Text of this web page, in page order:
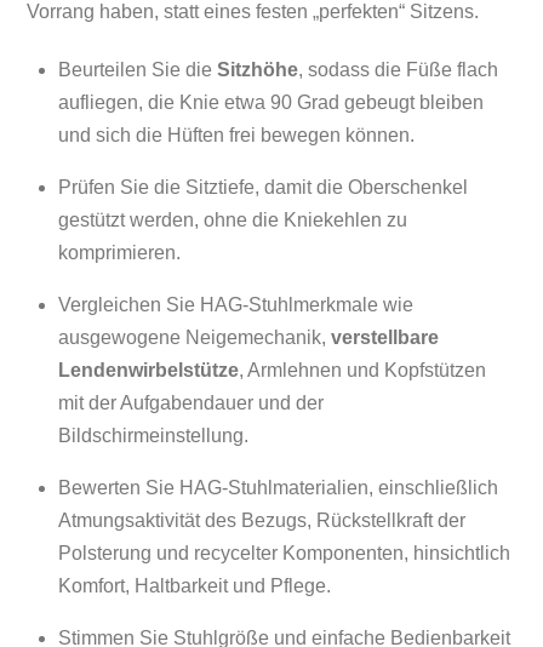
Vorrang haben, statt eines festen „perfekten“ Sitzens.
Beurteilen Sie die Sitzhöhe, sodass die Füße flach
aufliegen, die Knie etwa 90 Grad gebeugt bleiben
und sich die Hüften frei bewegen können.
Prüfen Sie die Sitztiefe, damit die Oberschenkel
gestützt werden, ohne die Kniekehlen zu
komprimieren.
Vergleichen Sie HAG-Stuhlmerkmale wie
ausgewogene Neigemechanik, verstellbare
Lendenwirbelstütze, Armlehnen und Kopfstützen
mit der Aufgabendauer und der
Bildschirmeinstellung.
Bewerten Sie HAG-Stuhlmaterialien, einschließlich
Atmungsaktivität des Bezugs, Rückstellkraft der
Polsterung und recycelter Komponenten, hinsichtlich
Komfort, Haltbarkeit und Pflege.
Stimmen Sie Stuhlgröße und einfache Bedienbarkeit